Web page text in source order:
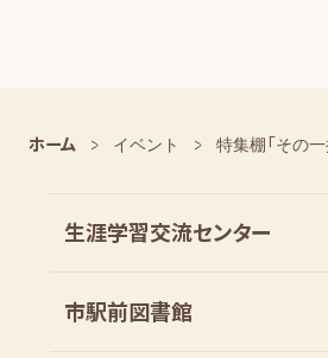
ホーム イベント 特集棚「その一
生涯学習交流センター
市駅前図書館